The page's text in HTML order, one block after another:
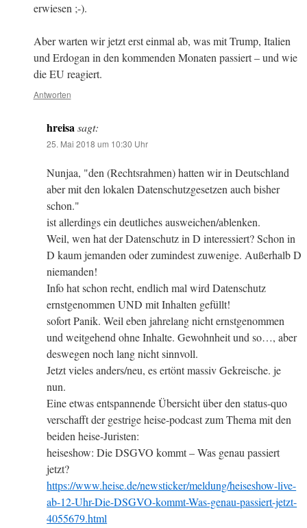
erwiesen ;-).
Aber warten wir jetzt erst einmal ab, was mit Trump, Italien
und Erdogan in den kommenden Monaten passiert – und wie
die EU reagiert.
Antworten
hreisasagt:
25. Mai 2018 um 10:30 Uhr
Nunjaa, "den (Rechtsrahmen) hatten wir in Deutschland
aber mit den lokalen Datenschutzgesetzen auch bisher
schon."
ist allerdings ein deutliches ausweichen/ablenken.
Weil, wen hat der Datenschutz in D interessiert? Schon in
D kaum jemanden oder zumindest zuwenige. Außerhalb D
niemanden!
Info hat schon recht, endlich mal wird Datenschutz
ernstgenommen UND mit Inhalten gefüllt!
sofort Panik. Weil eben jahrelang nicht ernstgenommen
und weitgehend ohne Inhalte. Gewohnheit und so…, aber
deswegen noch lang nicht sinnvoll.
Jetzt vieles anders/neu, es ertönt massiv Gekreische. je
nun.
Eine etwas entspannende Übersicht über den status-quo
verschafft der gestrige heise-podcast zum Thema mit den
beiden heise-Juristen:
heiseshow: Die DSGVO kommt – Was genau passiert
jetzt?
https://www.heise.de/newsticker/meldung/heiseshow-live-
ab-12-Uhr-Die-DSGVO-kommt-Was-genau-passiert-jetzt-
4055679.html